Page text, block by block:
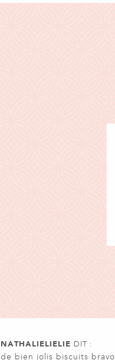
NATHALIELIELIE DIT :
de bien jolis biscuits bravo